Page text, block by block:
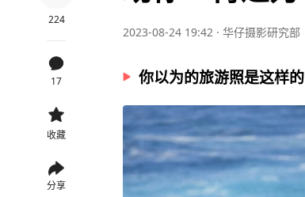
224
17
收藏
分享
2023-08-24 19:42 · 华仔摄影研究部
你以为的旅游照是这样的